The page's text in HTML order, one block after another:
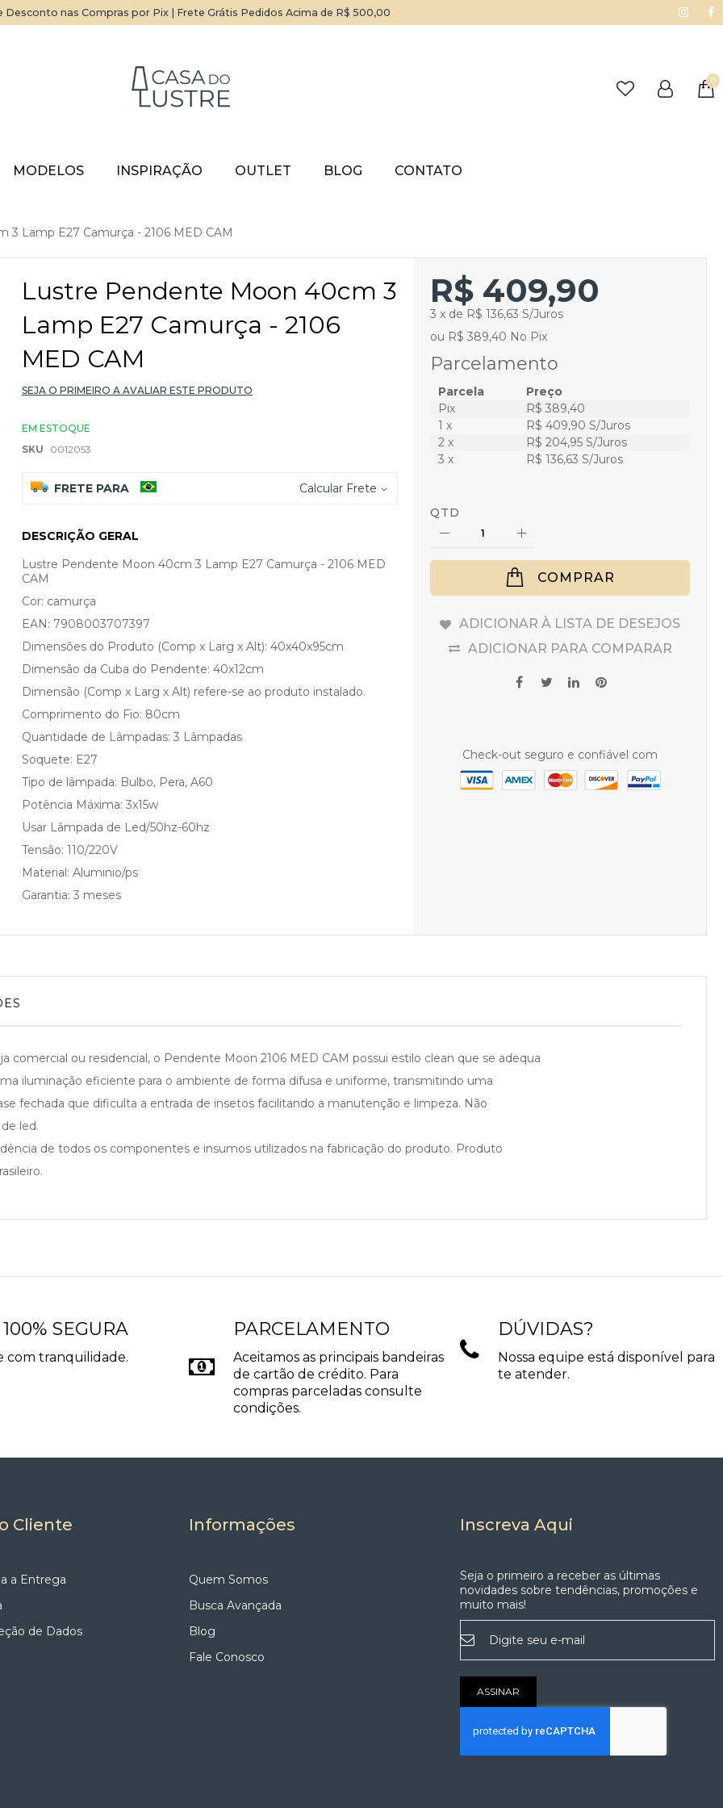
Desconto nas Compras por Pix | Frete Grátis Pedidos Acima de R$ 500,00
0
MODELOS INSPIRAÇÃO OUTLET BLOG CONTATO
Lamp E27 Camurça - 2106 MED CAM
Lustre Pendente Moon 40cm 3
Lamp E27 Camurça - 2106
MED CAM
SEJA O PRIMEIRO A AVALIAR ESTE PRODUTO
EM ESTOQUE
SKU
0012053
FRETE PARA Calcular Frete
DESCRIÇÃO GERAL
Lustre Pendente Moon 40cm 3 Lamp E27 Camurça - 2106 MED
CAM
Cor: camurça
EAN: 7908003707397
Dimensões do Produto (Comp x Larg x Alt): 40x40x95cm
Dimensão da Cuba do Pendente: 40x12cm
Dimensão (Comp x Larg x Alt) refere-se ao produto instalado.
Comprimento do Fio: 80cm
Quantidade de Lâmpadas: 3 Lâmpadas
Soquete: E27
Tipo de lâmpada: Bulbo, Pera, A60
Potência Máxima: 3x15w
Usar Lâmpada de Led/50hz-60hz
Tensão: 110/220V
Material: Aluminio/ps
Garantia: 3 meses
R$ 409,90
3 x de R$ 136,63 S/Juros
ou R$ 389,40 No Pix
Parcelamento
Parcela
Preço
Pix
R$ 389,40
1 x
R$ 409,90 S/Juros
2 x
R$ 204,95 S/Juros
3 x
R$ 136,63 S/Juros
QTD
COMPRAR
ADICIONAR À LISTA DE DESEJOS
ADICIONAR PARA COMPARAR
Check-out seguro e confiável com
ou residencial, o Pendente Moon 2106 MED CAM possui estilo clean que se adequa
iluminação eficiente para o ambiente de forma difusa e uniforme, transmitindo uma
fechada que dificulta a entrada de insetos facilitando a manutenção e limpeza. Não
led.
de todos os componentes e insumos utilizados na fabricação do produto. Produto
SEGURA
com tranquilidade.
PARCELAMENTO
Aceitamos as principais bandeiras
de cartão de crédito. Para
compras parceladas consulte
condições.
DÚVIDAS?
Nossa equipe está disponível para
te atender.
Cliente
a Entrega
de Dados
Informações
Quem Somos
Busca Avançada
Blog
Fale Conosco
Inscreva Aqui
Seja o primeiro a receber as últimas
novidades sobre tendências, promoções e
muito mais!
se
Newsletter:
ASSINAR